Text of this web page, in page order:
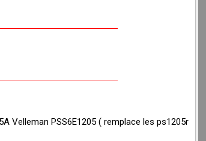
Velleman PSS6E1205 ( remplace les ps1205r